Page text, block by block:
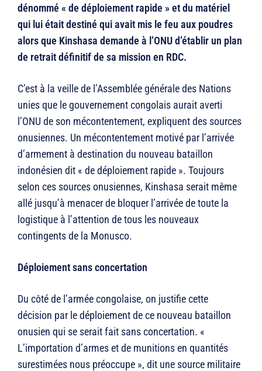
dénommé « de déploiement rapide » et du matériel
qui lui était destiné qui avait mis le feu aux poudres
alors que Kinshasa demande à l’ONU d’établir un plan
de retrait définitif de sa mission en RDC.
C’est à la veille de l’Assemblée générale des Nations
unies que le gouvernement congolais aurait averti
l’ONU de son mécontentement, expliquent des sources
onusiennes. Un mécontentement motivé par l’arrivée
d’armement à destination du nouveau bataillon
indonésien dit « de déploiement rapide ». Toujours
selon ces sources onusiennes, Kinshasa serait même
allé jusqu’à menacer de bloquer l’arrivée de toute la
logistique à l’attention de tous les nouveaux
contingents de la Monusco.
Déploiement sans concertation
Du côté de l’armée congolaise, on justifie cette
décision par le déploiement de ce nouveau bataillon
onusien qui se serait fait sans concertation. «
L’importation d’armes et de munitions en quantités
surestimées nous préoccupe », dit une source militaire